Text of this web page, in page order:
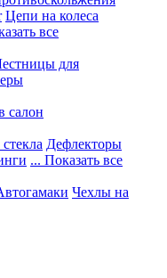
Цепи на колеса
все
для
салон
Дефлекторы
... Показать все
Чехлы на